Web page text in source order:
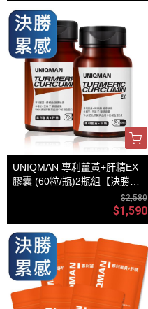
UNIQMAN 專利薑黃+肝精EX
膠囊 (60粒/瓶)2瓶組【決勝累
$2,580
$1,590